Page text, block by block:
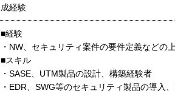
成経験
■経験
・NW、セキュリティ案件の要件定義などの
■スキル
・SASE、UTM製品の設計、構築経験者
・EDR、SWG等のセキュリティ製品の導入